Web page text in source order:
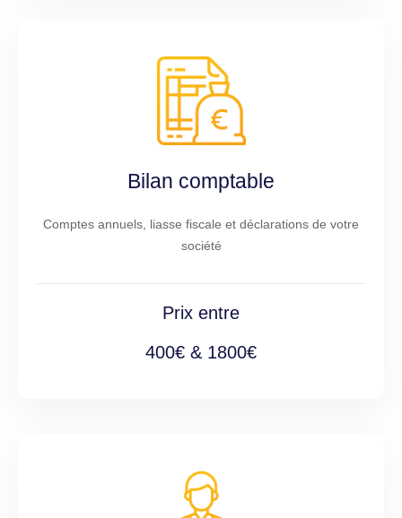
Bilan comptable
Comptes annuels, liasse fiscale et déclarations de votre
société
Prix entre
400€ & 1800€